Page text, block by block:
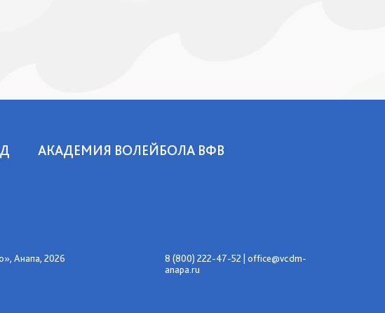
АКАДЕМИЯ ВОЛЕЙБОЛА ВФВ
Анапа, 2026 8 (800) 222-47-52 |office@vcdm-
anapa.ru